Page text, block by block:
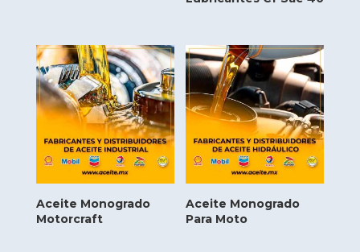
Aceite Monogrado
Motorcraft
Aceite Monogrado
Para Moto